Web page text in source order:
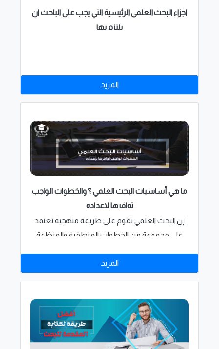
اجزاء البحث العلمي الرئيسية التي يجب على الباحث ان
يلتزم بها
المزيد
ما هي أساسيات البحث العلمي ؟ والخطوات الواجب
توافرها لإعداده
إن البحث العلمي يقوم على طريقة منهجية تعتمد
على مجموعة من الخطوات المنطقية والمنظمة
الباحث ويتطلب منه الحصول على إجابة للأسئلة التي
تم وضعها حتى الوصول إلى نتائج علمية مطلوبة
المزيد